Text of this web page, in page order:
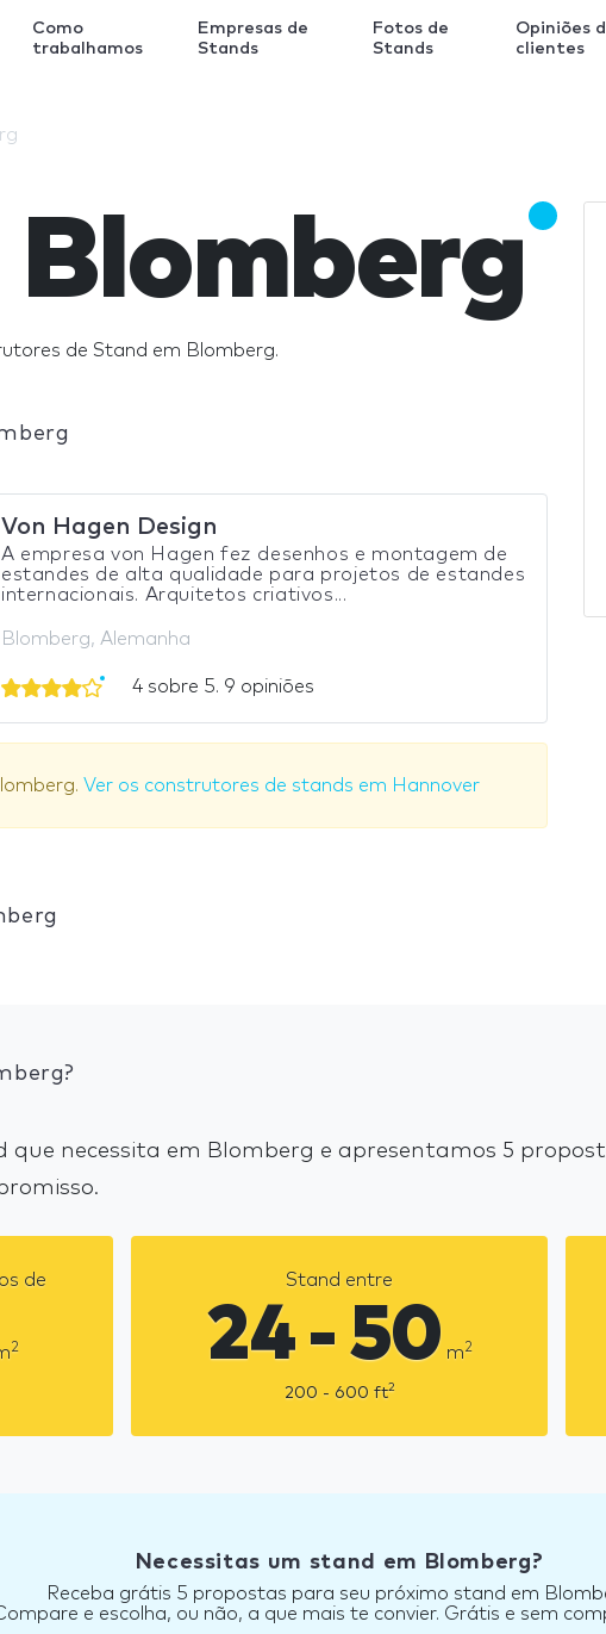
Como
trabalhamos
Empresas de
Stands
Fotos de
Stands
Opiniões
clientes
de Stand em Blomberg.
Von Hagen Design
A empresa von Hagen fez desenhos e montagem de
estandes de alta qualidade para projetos de estandes
internacionais. Arquitetos criativos...
Blomberg, Alemanha
4 sobre 5. 9 opiniões
Ver os construtores de stands em Hannover
necessita em Blomberg e apresentamos 5
de
2
Stand entre
24 - 50 m2
200 - 600 ft2
Necessitas um stand em Blomberg?
Receba grátis 5 propostas para seu próximo stand em
e escolha, ou não, a que mais te convier. Grátis e sem